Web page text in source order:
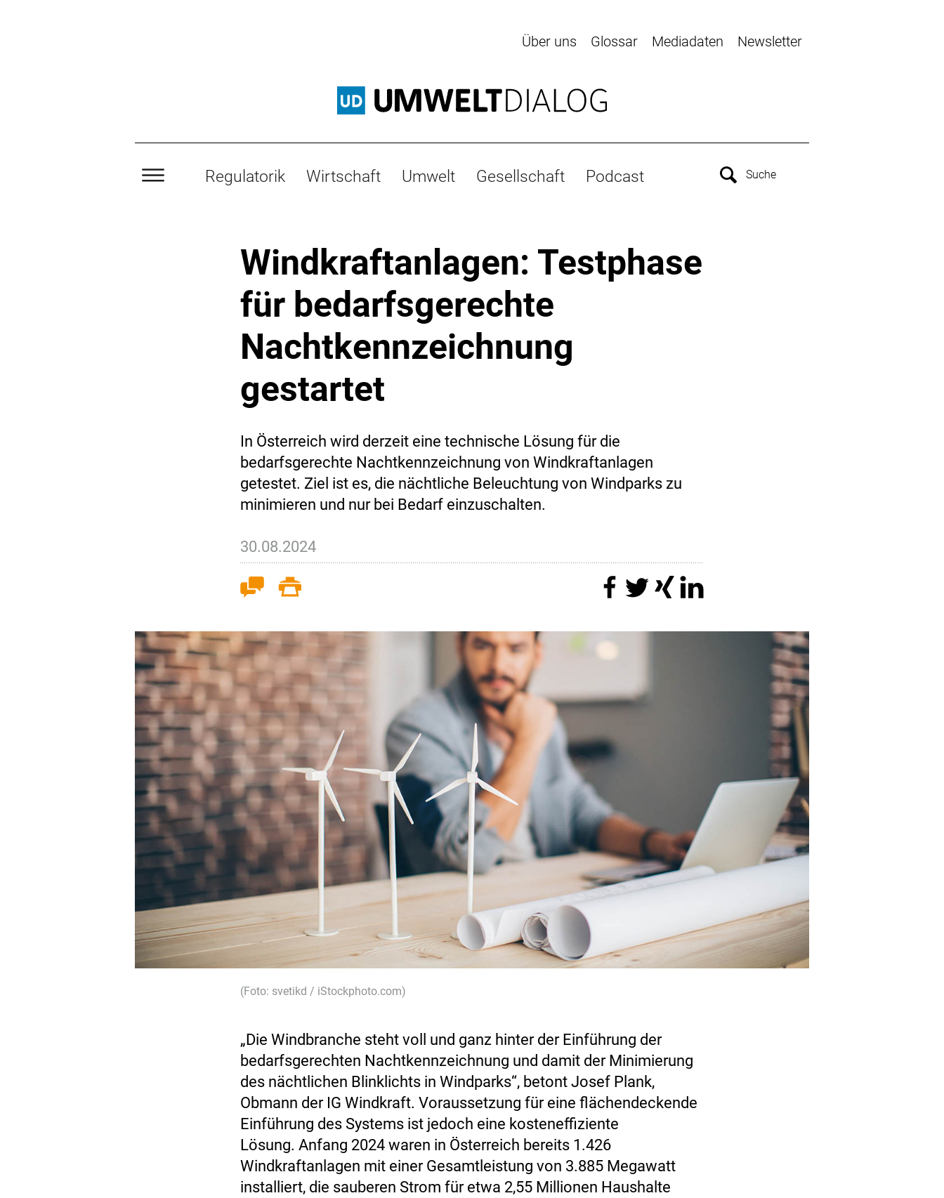
Über uns Glossar Mediadaten Newsletter
Regulatorik Wirtschaft Umwelt Gesellschaft Podcast
Windkraftanlagen: Testphase
für bedarfsgerechte
Nachtkennzeichnung
gestartet
In Österreich wird derzeit eine technische Lösung für die
bedarfsgerechte Nachtkennzeichnung von Windkraftanlagen
getestet. Ziel ist es, die nächtliche Beleuchtung von Windparks zu
minimieren und nur bei Bedarf einzuschalten.
30.08.2024
(Foto: svetikd / iStockphoto.com)
„Die Windbranche steht voll und ganz hinter der Einführung der
bedarfsgerechten Nachtkennzeichnung und damit der Minimierung
des nächtlichen Blinklichts in Windparks“, betont Josef Plank,
Obmann der IG Windkraft. Voraussetzung für eine flächendeckende
Einführung des Systems ist jedoch eine kosteneffiziente
Lösung. Anfang 2024 waren in Österreich bereits 1.426
Windkraftanlagen mit einer Gesamtleistung von 3.885 Megawatt
installiert, die sauberen Strom für etwa 2,55 Millionen Haushalte